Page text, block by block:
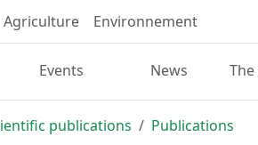
Agriculture Environnement
Events News
publications Publications